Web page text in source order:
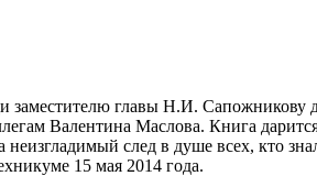
главы Н.И. Сапожникову
Валентина Маслова. Книга
след в душе всех, кто
15 мая 2014 года.